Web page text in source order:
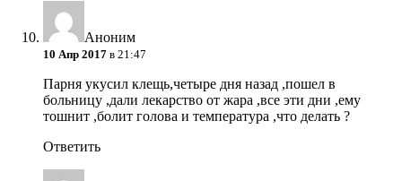
Аноним
10 Апр 2017 в 21:47
Парня укусил клещь,четыре дня назад ,пошел в
больницу ,дали лекарство от жара ,все эти дни ,ему
тошнит ,болит голова и температура ,что делать ?
Ответить